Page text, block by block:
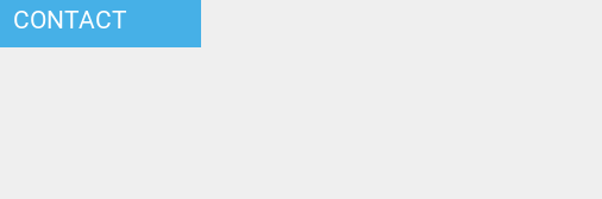
CONTACT